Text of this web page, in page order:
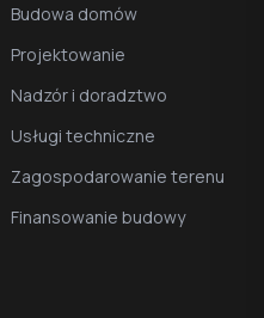
Budowa domów
Projektowanie
Nadzór i doradztwo
Usługi techniczne
Zagospodarowanie terenu
Finansowanie budowy